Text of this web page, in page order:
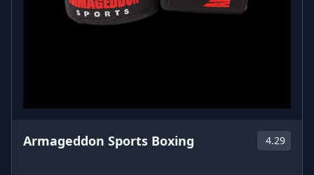
Armageddon Sports Boxing 4.29